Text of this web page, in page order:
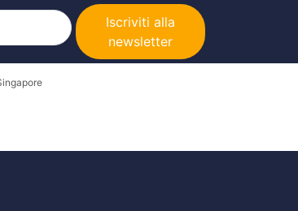
Iscriviti alla
newsletter